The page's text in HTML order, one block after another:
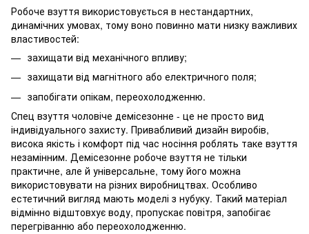
Робоче взуття використовується в нестандартних,
динамічних умовах, тому воно повинно мати низку важливих
властивостей:
захищати від механічного впливу;
захищати від магнітного або електричного поля;
запобігати опікам, переохолодженню.
Спец взуття чоловіче демісезонне - це не просто вид
індивідуального захисту. Привабливий дизайн виробів,
висока якість і комфорт під час носіння роблять таке взуття
незамінним. Демісезонне робоче взуття не тільки
практичне, але й універсальне, тому його можна
використовувати на різних виробництвах. Особливо
естетичний вигляд мають моделі з нубуку. Такий матеріал
відмінно відштовхує воду, пропускає повітря, запобігає
перегріванню або переохолодженню.